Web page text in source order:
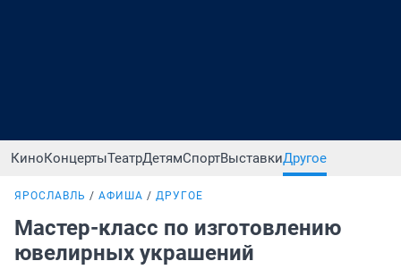
КиноКонцертыТеатрДетямСпортВыставкиДругое
ЯРОСЛАВЛЬ АФИША ДРУГОЕ
Мастер-класс по изготовлению
ювелирных украшений